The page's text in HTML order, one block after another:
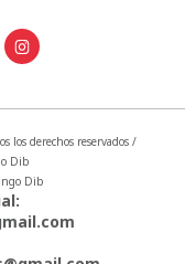
los derechos reservados /
Dib
Dib